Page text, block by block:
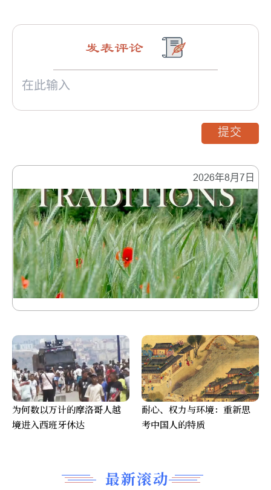
2026年8月7日
最新滚动
发表评论
提交
为何数以万计的摩洛哥人越
境进入西班牙休达
耐心、权力与环境：重新思
考中国人的特质